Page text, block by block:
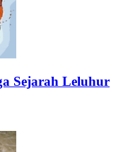
Sejarah Leluhur